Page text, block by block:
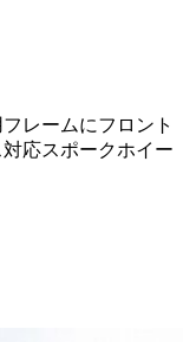
レームにフロント
応スポークホイー